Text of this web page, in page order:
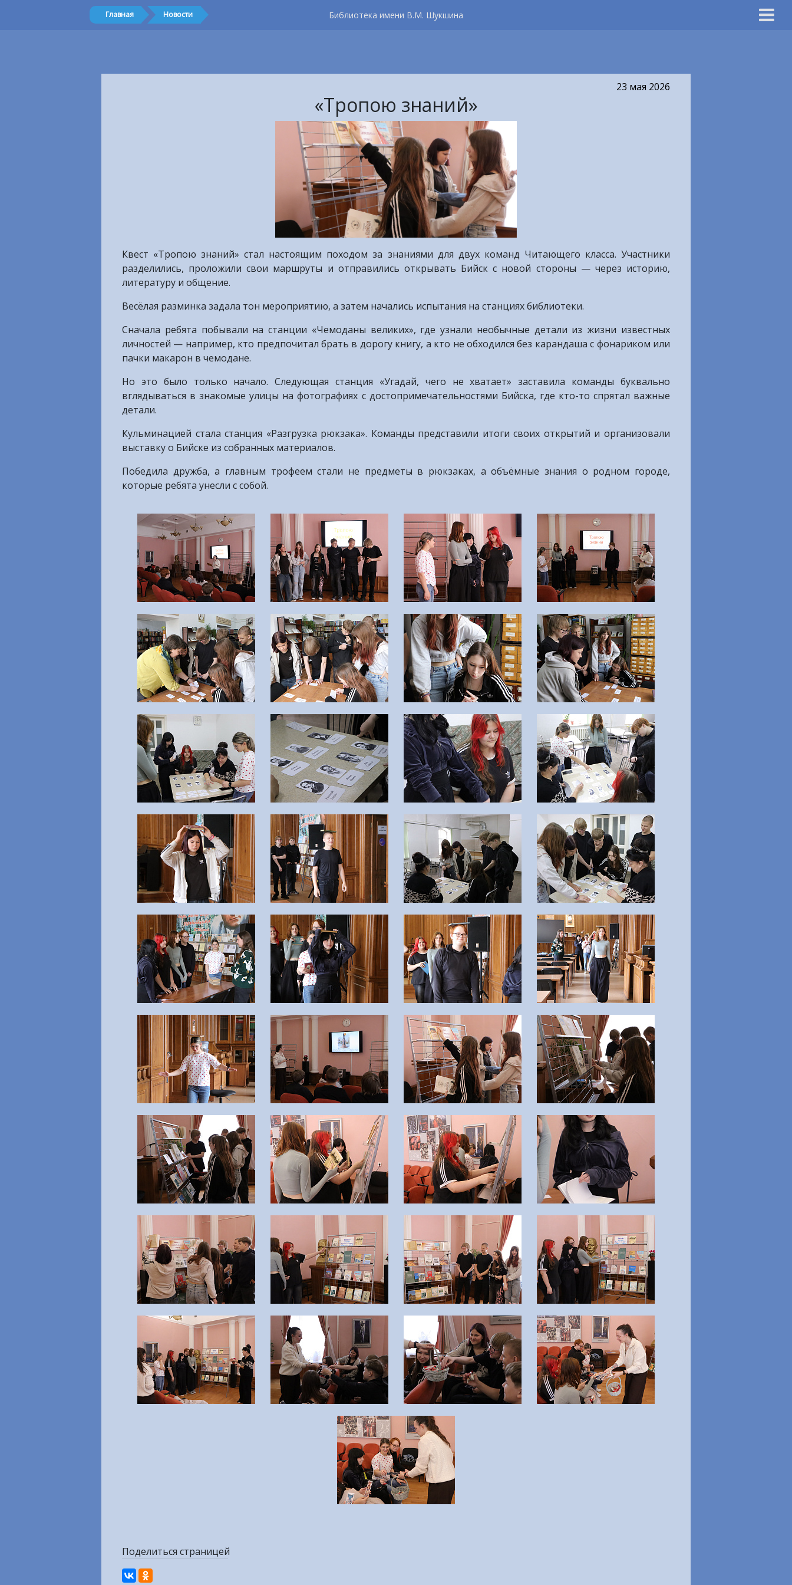
Главная Новости Библиотека имени В.М. Шукшина
23 мая 2026
«Тропою знаний»
Квест «Тропою знаний» стал настоящим походом за знаниями для двух команд Читающего класса. Участники
разделились, проложили свои маршруты и отправились открывать Бийск с новой стороны — через историю,
литературу и общение.
Весёлая разминка задала тон мероприятию, а затем начались испытания на станциях библиотеки.
Сначала ребята побывали на станции «Чемоданы великих», где узнали необычные детали из жизни известных
личностей — например, кто предпочитал брать в дорогу книгу, а кто не обходился без карандаша с фонариком или
пачки макарон в чемодане.
Но это было только начало. Следующая станция «Угадай, чего не хватает» заставила команды буквально
вглядываться в знакомые улицы на фотографиях с достопримечательностями Бийска, где кто-то спрятал важные
детали.
Кульминацией стала станция «Разгрузка рюкзака». Команды представили итоги своих открытий и организовали
выставку о Бийске из собранных материалов.
Победила дружба, а главным трофеем стали не предметы в рюкзаках, а объёмные знания о родном городе,
которые ребята унесли с собой.
Поделиться страницей